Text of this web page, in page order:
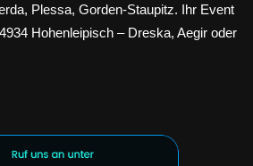
Plessa, Gorden-Staupitz. Ihr Event
Hohenleipisch – Dreska, Aegir oder